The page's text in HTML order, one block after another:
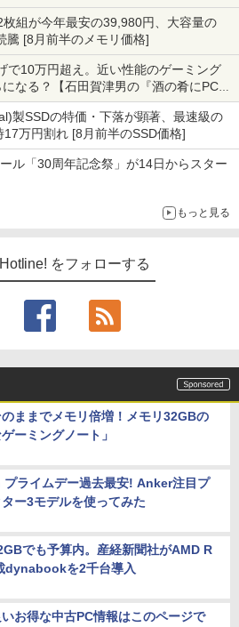
組が今年最安の39,980円、大容量の
騰 [8月前半のメモリ価格]
で10万円超え。近い性能のゲーミング
なる？【石田賀津男の『酒の肴にPCゲ
製SSDの特価・下落が顕著、最速級の
17万円割れ [8月前半のSSD価格]
ル「30周年記念祭」が14日からスター
もっと見る
をフォローする
ままでメモリ倍増！メモリ32GBの
ゲーミングノート」
ライムデー過去最安! Anker注目プ
ー3モデルを使ってみた
でも予算内。産経新聞社がAMD R
dynabookを2千台導入
お得な中古PC情報はこのページで